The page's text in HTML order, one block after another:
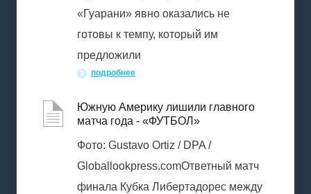
«Гуарани» явно оказались не
готовы к темпу, который им
предложили
подробнее
Южную Америку лишили главного
матча года - «ФУТБОЛ»
Фото: Gustavo Ortiz / DPA /
Globallookpress.comОтветный матч
финала Кубка Либертадорес между